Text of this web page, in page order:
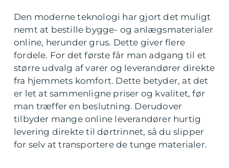
Den moderne teknologi har gjort det muligt
nemt at bestille bygge- og anlægsmaterialer
online, herunder grus. Dette giver flere
fordele. For det første får man adgang til et
større udvalg af varer og leverandører direkte
fra hjemmets komfort. Dette betyder, at det
er let at sammenligne priser og kvalitet, før
man træffer en beslutning. Derudover
tilbyder mange online leverandører hurtig
levering direkte til dørtrinnet, så du slipper
for selv at transportere de tunge materialer.